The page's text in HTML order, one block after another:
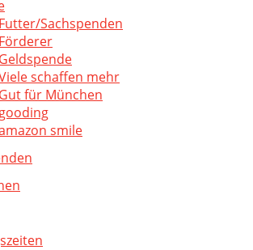
Futter/Sachspenden
Förderer
Geldspende
schaffen mehr
Gut für München
gooding
smile